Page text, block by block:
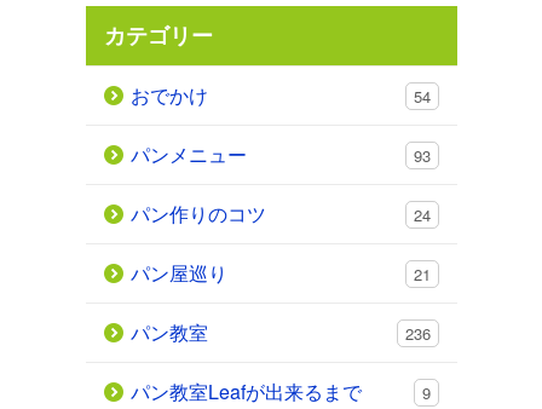
カテゴリー
おでかけ 54
パンメニュー 93
パン作りのコツ 24
パン屋巡り 21
パン教室 236
パン教室Leafが出来るまで 9